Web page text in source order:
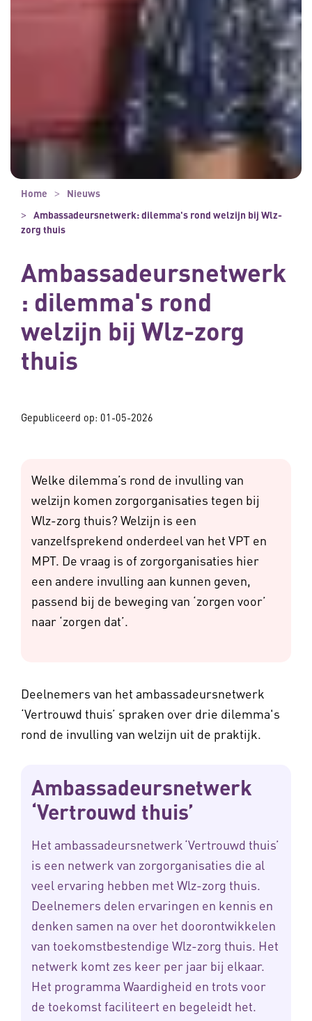
Home
Nieuws
Ambassadeursnetwerk: dilemma's rond welzijn bij Wlz-
zorg thuis
Ambassadeursnetwerk
: dilemma's rond
welzijn bij Wlz-zorg
thuis
Gepubliceerd op: 01-05-2026
Welke dilemma’s rond de invulling van
welzijn komen zorgorganisaties tegen bij
Wlz-zorg thuis? Welzijn is een
vanzelfsprekend onderdeel van het VPT en
MPT. De vraag is of zorgorganisaties hier
een andere invulling aan kunnen geven,
passend bij de beweging van ‘zorgen voor’
naar ‘zorgen dat’.
Deelnemers van het ambassadeursnetwerk
‘Vertrouwd thuis’ spraken over drie dilemma's
rond de invulling van welzijn uit de praktijk.
Ambassadeursnetwerk
‘Vertrouwd thuis’
Het ambassadeursnetwerk ‘Vertrouwd thuis’
is een netwerk van zorgorganisaties die al
veel ervaring hebben met Wlz-zorg thuis.
Deelnemers delen ervaringen en kennis en
denken samen na over het doorontwikkelen
van toekomstbestendige Wlz-zorg thuis. Het
netwerk komt zes keer per jaar bij elkaar.
Het programma Waardigheid en trots voor
de toekomst faciliteert en begeleidt het.